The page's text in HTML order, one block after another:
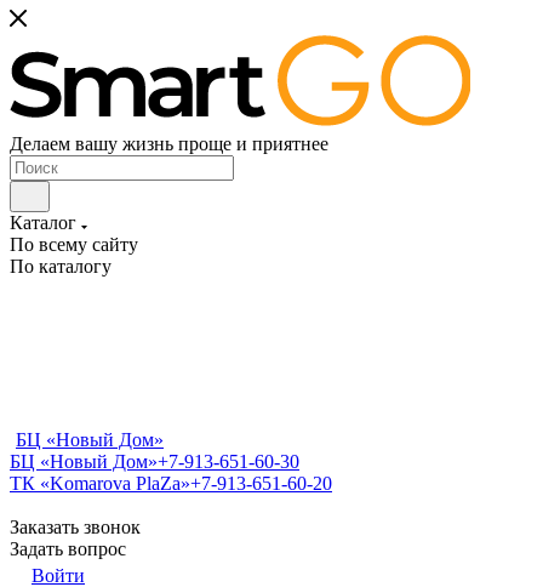
Делаем вашу жизнь проще и приятнее
Каталог
По всему сайту
По каталогу
БЦ «Новый Дом»
БЦ «Новый Дом»+7-913-651-60-30
ТК «Komarova PlaZa»+7-913-651-60-20
Заказать звонок
Задать вопрос
Войти